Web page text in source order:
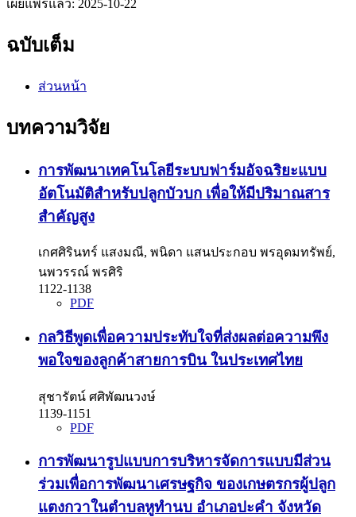
เผยแพร่แล้ว: 2025-10-22
ฉบับเต็ม
ส่วนหน้า
บทความวิจัย
การพัฒนาเทคโนโลยีระบบฟาร์มอัจฉริยะแบบ
อัตโนมัติสำหรับปลูกบัวบก เพื่อให้มีปริมาณสาร
สำคัญสูง
เกศศิรินทร์ แสงมณี, พนิดา แสนประกอบ พรอุดมทรัพย์,
นพวรรณ์ พรศิริ
1122-1138
PDF
กลวิธีพูดเพื่อความประทับใจที่ส่งผลต่อความพึง
พอใจของลูกค้าสายการบิน ในประเทศไทย
สุชารัตน์ ศศิพัฒนวงษ์
1139-1151
PDF
การพัฒนารูปแบบการบริหารจัดการแบบมีส่วน
ร่วมเพื่อการพัฒนาเศรษฐกิจ ของเกษตรกรผู้ปลูก
แตงกวาในตำบลหูทำนบ อำเภอปะคำ จังหวัด